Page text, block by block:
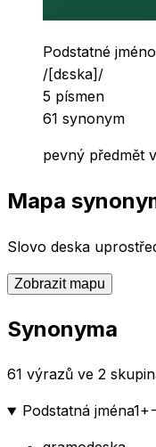
Slovní druh
Podstatné jméno
Výslovnost
/[dɛska]/
Počet písmen
5 písmen
Počet synonym
61 synonym
pevný předmět
Mapa
Slovo deska
Zobrazit mapu
Synonyma
61 výrazů ve 2
Podstatná jména1+